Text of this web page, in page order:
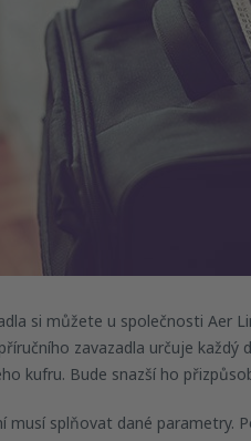
si můžete u společnosti Aer
zavazadla určuje každý
kufru. Bude snazší ho
musí splňovat dané parametry.